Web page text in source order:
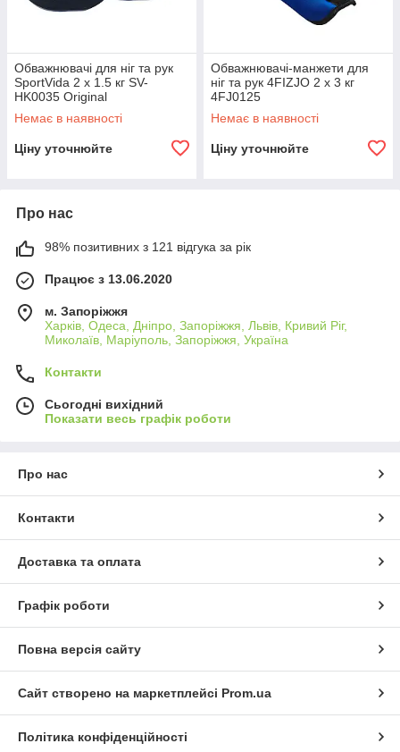
Обважнювачі для ніг та рук
SportVida 2 x 1.5 кг SV-
HK0035 Original
Немає в наявності
Ціну уточнюйте
Обважнювачі-манжети для
ніг та рук 4FIZJO 2 x 3 кг
4FJ0125
Немає в наявності
Ціну уточнюйте
Про нас
98% позитивних з 121 відгука за рік
Працює з 13.06.2020
м. Запоріжжя
Харків, Одеса, Дніпро, Запоріжжя, Львів, Кривий Ріг,
Миколаїв, Маріуполь, Запоріжжя, Україна
Контакти
Сьогодні вихідний
Показати весь графік роботи
Про нас
Контакти
Доставка та оплата
Графік роботи
Повна версія сайту
Сайт створено на маркетплейсі Prom.ua
Політика конфіденційності